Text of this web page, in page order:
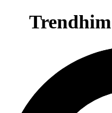
Trendhim